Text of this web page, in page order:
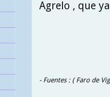
Agrelo , que
- Fuentes : ( Faro de